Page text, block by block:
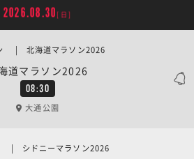
2026.08.30 [日]
08:30
道マラソン2026
| 北海道マラソン2026
大通公園
| シドニーマラソン2026